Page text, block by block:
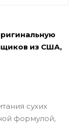
из США,
сухих
формулой,